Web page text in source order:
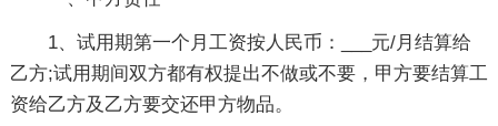
1、试用期第一个月工资按人民币：___元/月结算给
乙方;试用期间双方都有权提出不做或不要，甲方要结算工
资给乙方及乙方要交还甲方物品。